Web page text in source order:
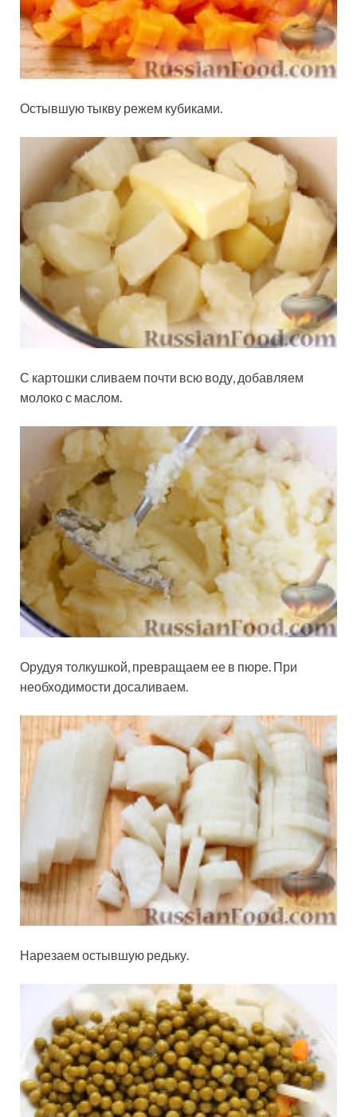
Остывшую тыкву режем кубиками.
С картошки сливаем почти всю воду, добавляем
молоко с маслом.
Орудуя толкушкой, превращаем ее в пюре. При
необходимости досаливаем.
Нарезаем остывшую редьку.